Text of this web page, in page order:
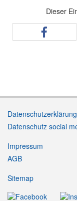
Dieser
Datenschutzerklärung
Datenschutz social
Impressum
AGB
Sitemap